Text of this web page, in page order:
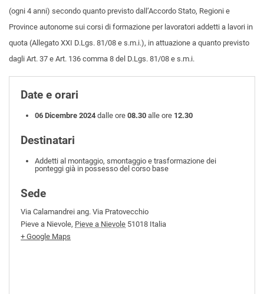
(ogni 4 anni) secondo quanto previsto dall’Accordo Stato, Regioni e
Province autonome sui corsi di formazione per lavoratori addetti a lavori in
quota (Allegato XXI D.Lgs. 81/08 e s.m.i.), in attuazione a quanto previsto
dagli Art. 37 e Art. 136 comma 8 del D.Lgs. 81/08 e s.m.i.
Date e orari
06 Dicembre 2024 dalle ore08.30 alle ore 12.30
Destinatari
Addetti al montaggio, smontaggio e trasformazione dei
ponteggi già in possesso del corso base
Sede
Via Calamandrei ang. Via Pratovecchio
Pieve a Nievole, Pieve a Nievole 51018 Italia
+ Google Maps